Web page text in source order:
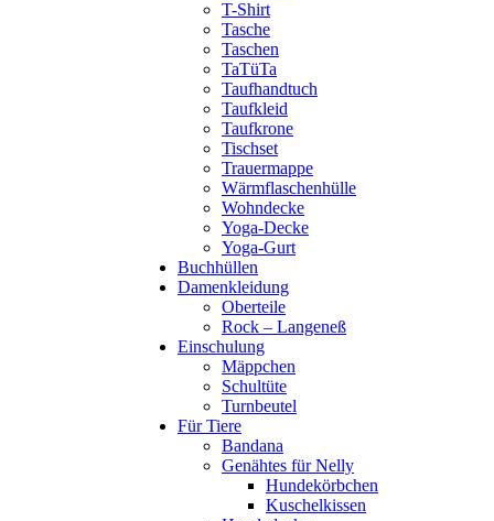
T-Shirt
Tasche
Taschen
TaTüTa
Taufhandtuch
Taufkleid
Taufkrone
Tischset
Trauermappe
Wärmflaschenhülle
Wohndecke
Yoga-Decke
Yoga-Gurt
Buchhüllen
Damenkleidung
Oberteile
Rock – Langeneß
Einschulung
Mäppchen
Schultüte
Turnbeutel
Für Tiere
Bandana
Genähtes für Nelly
Hundekörbchen
Kuschelkissen